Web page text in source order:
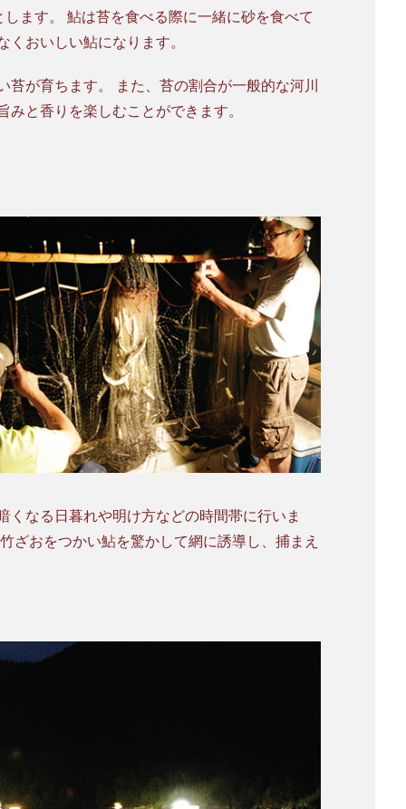
ます。 鮎は苔を食べる際に一緒に砂を食べて
おいしい鮎になります。
が育ちます。 また、苔の割合が一般的な河川
と香りを楽しむことができます。
なる日暮れや明け方などの時間帯に行いま
ざおをつかい鮎を驚かして網に誘導し、捕まえ